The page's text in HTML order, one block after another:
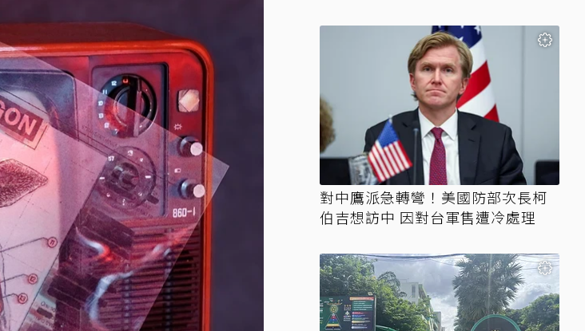
對中鷹派急轉彎！美國防部次長柯
伯吉想訪中 因對台軍售遭冷處理